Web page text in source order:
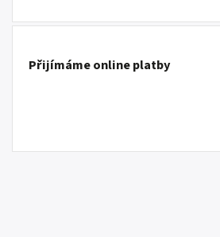
Přijímáme online platby